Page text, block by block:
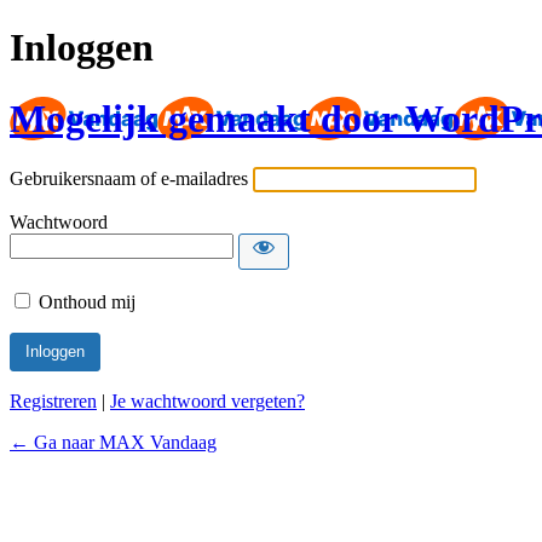
Inloggen
Mogelijk gemaakt door
Gebruikersnaam of e-mailadres
Wachtwoord
Onthoud mij
Registreren | Je wachtwoord vergeten?
← Ga naar MAX Vandaag